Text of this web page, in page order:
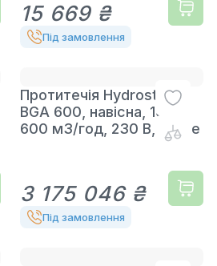
15 669 ₴
Під замовлення
Протитечія Hydrostar
BGA 600, навісна, 160–
600 м3/год, 230 В, Single
3 175 046 ₴
Під замовлення